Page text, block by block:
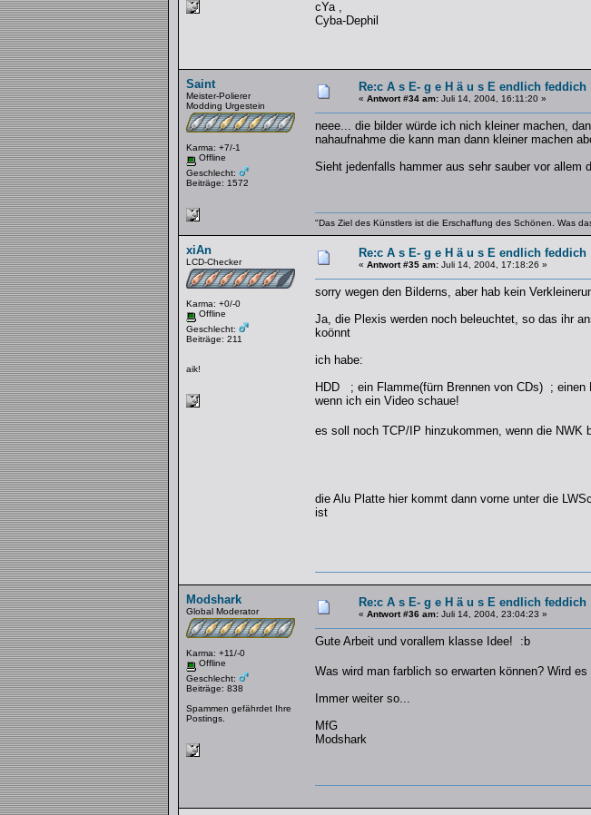
cYa ,
Cyba-Dephil
Saint
Meister-Polierer
Modding Urgestein
Karma: +7/-1
Offline
Geschlecht:
Beiträge: 1572
Re:c A s E- g e H ä u s E endlich feddich
« Antwort #34 am:Juli 14, 2004, 16:11:20 »
neee... die bilder würde ich nich kleiner machen,
nahaufnahme die kann man dann kleiner machen
Sieht jedenfalls hammer aus sehr sauber vor allem
"Das Ziel des Künstlers ist die Erschaffung des Schönen. Was
xiAn
LCD-Checker
Karma: +0/-0
Offline
Geschlecht:
Beiträge: 211
aik!
Re:c A s E- g e H ä u s E endlich feddich
« Antwort #35 am:Juli 14, 2004, 17:18:26 »
sorry wegen den Bilderns, aber hab kein
Ja, die Plexis werden noch beleuchtet, so das ihr
koönnt
ich habe:
HDD ; ein Flamme(fürn Brennen von CDs) ;
wenn ich ein Video schaue!
es soll noch TCP/IP hinzukommen, wenn die NWK
die Alu Platte hier kommt dann vorne unter die
ist
Modshark
Global Moderator
Karma: +11/-0
Offline
Geschlecht:
Beiträge: 838
Spammen gefährdet Ihre
Postings.
Re:c A s E- g e H ä u s E endlich feddich
« Antwort #36 am:Juli 14, 2004, 23:04:23 »
Gute Arbeit und vorallem klasse Idee! :b
Was wird man farblich so erwarten können? Wird
Immer weiter so...
MfG
Modshark